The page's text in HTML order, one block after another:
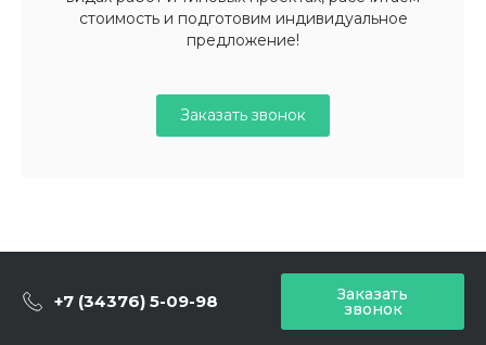
стоимость и подготовим индивидуальное
предложение!
Заказать звонок
+7 (34376) 5-09-98 Заказать
звонок